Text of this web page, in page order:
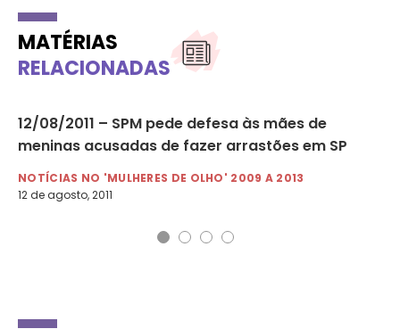
MATÉRIAS
RELACIONADAS
12/08/2011 – SPM pede defesa às mães de
meninas acusadas de fazer arrastões em SP
NOTÍCIAS NO 'MULHERES DE OLHO' 2009 A 2013
12 de agosto, 2011